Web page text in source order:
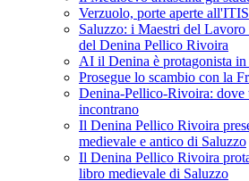
Verzuolo, porte aperte all'ITIS
Saluzzo: i Maestri del
del Denina Pellico Rivoira
AI il Denina è protagonista in
Prosegue lo scambio con la
Denina-Pellico-Rivoira: dove
incontrano
Il Denina Pellico Rivoira
medievale e antico di Saluzzo
Il Denina Pellico Rivoira
libro medievale di Saluzzo